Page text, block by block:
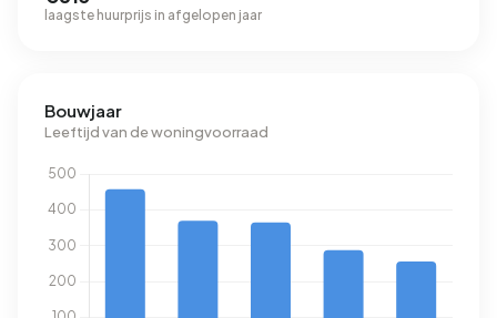
laagste huurprijs in afgelopen jaar
Bouwjaar
Leeftijd van de woningvoorraad